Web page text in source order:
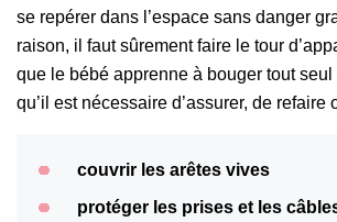
se repérer dans l’espace sans danger
raison, il faut sûrement faire le tour
que le bébé apprenne à bouger tout
qu’il est nécessaire d’assurer, de refaire
couvrir les arêtes vives
protéger les prises et les